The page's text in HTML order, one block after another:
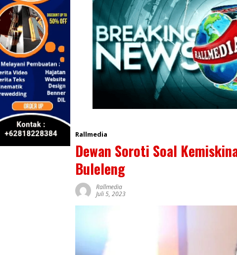
Rallmedia
Dewan Soroti Soal
Buleleng
Rallmedia
Juli 5, 2023